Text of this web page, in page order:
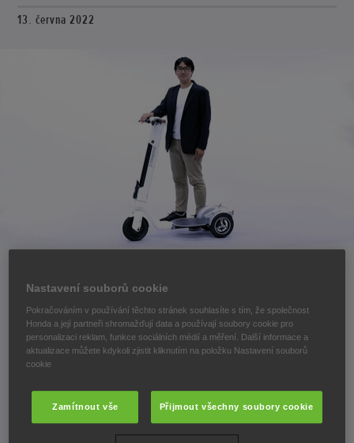
13. června 2022
Společnost Striemo představí nový
cenově dostupný elektrický produkt
pro mikromobilitu.
Nastavení souborů cookie
Pokračováním v používání těchto stránek souhlasíte s tím, že společnost
Honda a její partneři shromažďují data a používají soubory cookie pro
personalizaci reklam, funkce sociálních médií a měření. Další informace a
aktualizace můžete kdykoli zjistit kliknutím na položku Nastavení souborů
cookie
Zamítnout vše Přijmout všechny soubory cookie